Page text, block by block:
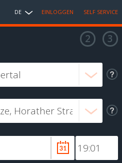
DE EINLOGGEN SELF SERVICE